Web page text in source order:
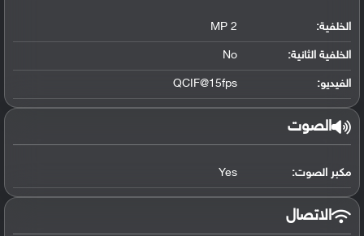
الخلفية: 2 MP
الخلفية الثانية: No
الفيديو: QCIF@15fps
الصوت
مكبر الصوت: Yes
الاتصال